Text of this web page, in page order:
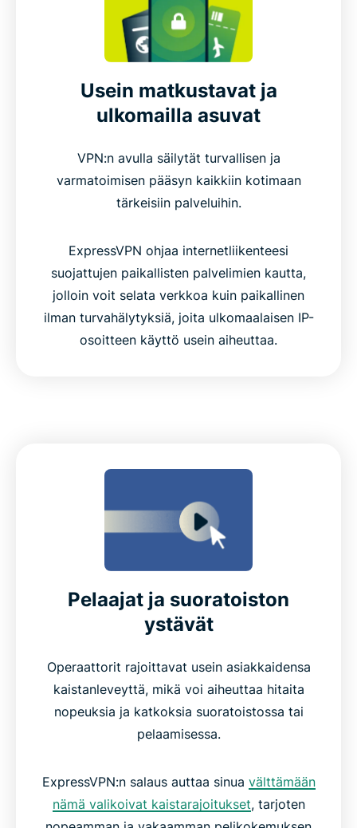
Usein matkustavat ja
ulkomailla asuvat
VPN:n avulla säilytät turvallisen ja
varmatoimisen pääsyn kaikkiin kotimaan
tärkeisiin palveluihin.
ExpressVPN ohjaa internetliikenteesi
suojattujen paikallisten palvelimien kautta,
jolloin voit selata verkkoa kuin paikallinen
ilman turvahälytyksiä, joita ulkomaalaisen IP-
osoitteen käyttö usein aiheuttaa.
Pelaajat ja suoratoiston
ystävät
Operaattorit rajoittavat usein asiakkaidensa
kaistanleveyttä, mikä voi aiheuttaa hitaita
nopeuksia ja katkoksia suoratoistossa tai
pelaamisessa.
ExpressVPN:n salaus auttaa sinua välttämään
nämä valikoivat kaistarajoitukset, tarjoten